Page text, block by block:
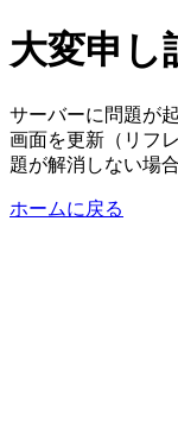
大変申し
サーバーに問題が
画面を更新（リフ
題が解消しない場
ホームに戻る